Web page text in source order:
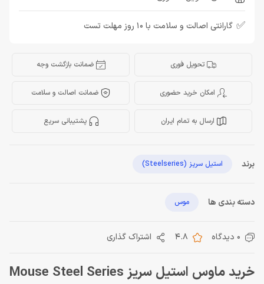
✅ گارانتی اصالت و سلامت با 10 روز مهلت تست
تحویل فوری ضمانت بازگشت وجه
امکان خرید حضوری ضمانت اصالت و سلامت
ارسال به تمام ایران پشتیبانی سریع
برند استیل سریز (Steelseries)
دسته بندی ها موس
0 دیدگاه 4.8 اشتراک گذاری
خرید ماوس استیل سریز Mouse Steel Series